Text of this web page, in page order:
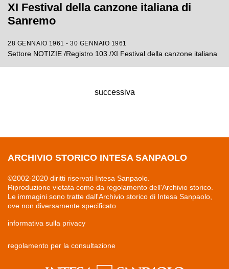
XI Festival della canzone italiana di
Sanremo
28 GENNAIO 1961 - 30 GENNAIO 1961
Settore NOTIZIE /Registro 103 /XI Festival della canzone italiana
successiva
ARCHIVIO STORICO INTESA SANPAOLO
©2002-2020 diritti riservati Intesa Sanpaolo.
Riproduzione vietata come da regolamento dell'Archivio storico.
Le immagini sono tratte dall'Archivio storico di Intesa Sanpaolo,
ove non diversamente specificato
informativa sulla privacy
regolamento per la consultazione